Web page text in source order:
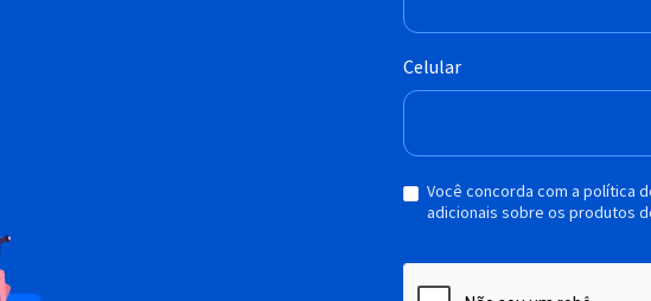
Celular
Você concorda com a política
adicionais sobre os produtos